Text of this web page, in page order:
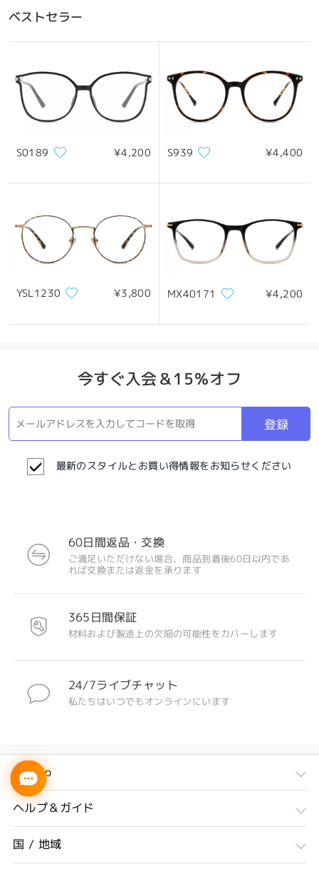
ベストセラー
S0189 ¥4,200 S939 ¥4,400
YSL1230 ¥3,800 MX40171 ¥4,200
今すぐ入会＆15％オフ
登録
最新のスタイルとお買い得情報をお知らせください
60日間返品・交換
ご満足いただけない場合、商品到着後60日以内であ
れば交換または返金を承ります
365日間保証
材料および製造上の欠陥の可能性をカバーします
24/7ライブチャット
私たちはいつでもオンラインにいます
Firmoo
ヘルプ＆ガイド
国 / 地域